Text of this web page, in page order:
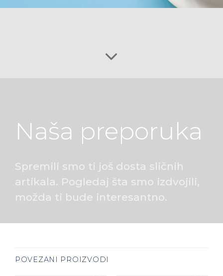
Naša preporuka
Spremili smo ti još dosta sličnih
artikala. Pogledaj šta smo izdvojili,
možda ti bude interesantno.
POVEZANI PROIZVODI